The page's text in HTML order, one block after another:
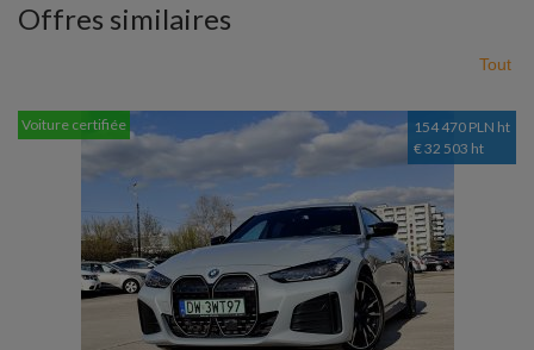
Offres similaires
Tout
154 470 PLN ht
€ 32 503 ht
Voiture certifiée